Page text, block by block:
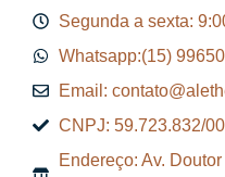
Segunda a sexta:
Whatsapp:(15)
Email:
CNPJ: 59.723.832/
Endereço: Av.